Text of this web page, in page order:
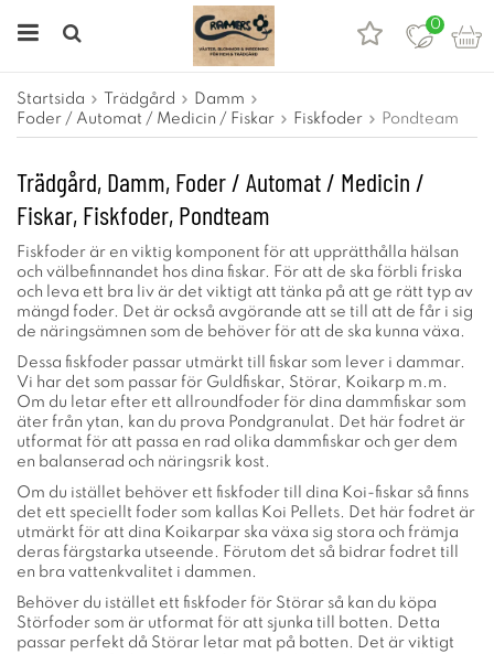
0
Startsida Trädgård
Damm
Foder / Automat / Medicin / Fiskar
Fiskfoder Pondteam
Trädgård, Damm, Foder / Automat / Medicin /
Fiskar, Fiskfoder, Pondteam
Fiskfoder är en viktig komponent för att upprätthålla hälsan
och välbefinnandet hos dina fiskar. För att de ska förbli friska
och leva ett bra liv är det viktigt att tänka på att ge rätt typ av
mängd foder. Det är också avgörande att se till att de får i sig
de näringsämnen som de behöver för att de ska kunna växa.
Dessa fiskfoder passar utmärkt till fiskar som lever i dammar.
Vi har det som passar för Guldfiskar, Störar, Koikarp m.m.
Om du letar efter ett allroundfoder för dina dammfiskar som
äter från ytan, kan du prova Pondgranulat. Det här fodret är
utformat för att passa en rad olika dammfiskar och ger dem
en balanserad och näringsrik kost.
Om du istället behöver ett fiskfoder till dina Koi-fiskar så finns
det ett speciellt foder som kallas Koi Pellets. Det här fodret är
utmärkt för att dina Koikarpar ska växa sig stora och främja
deras färgstarka utseende. Förutom det så bidrar fodret till
en bra vattenkvalitet i dammen.
Behöver du istället ett fiskfoder för Störar så kan du köpa
Störfoder som är utformat för att sjunka till botten. Detta
passar perfekt då Störar letar mat på botten. Det är viktigt